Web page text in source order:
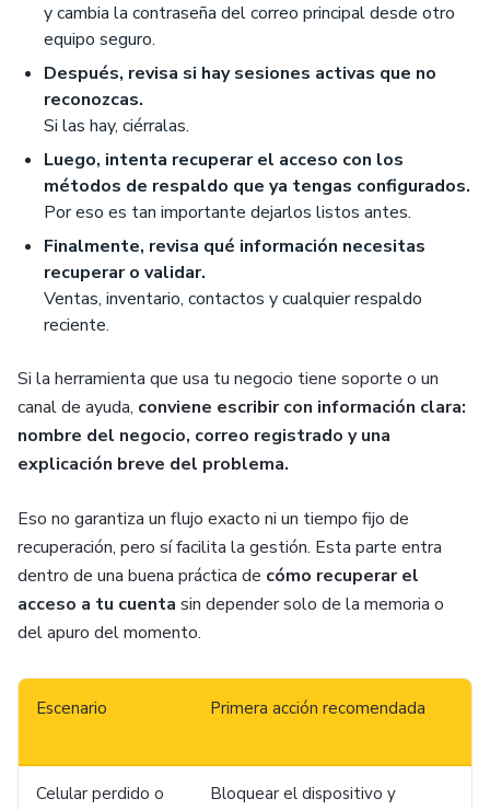
y cambia la contraseña del correo principal desde otro
equipo seguro.
Después, revisa si hay sesiones activas que no
reconozcas.
Si las hay, ciérralas.
Luego, intenta recuperar el acceso con los
métodos de respaldo que ya tengas configurados.
Por eso es tan importante dejarlos listos antes.
Finalmente, revisa qué información necesitas
recuperar o validar.
Ventas, inventario, contactos y cualquier respaldo
reciente.
Si la herramienta que usa tu negocio tiene soporte o un
canal de ayuda, conviene escribir con información clara:
nombre del negocio, correo registrado y una
explicación breve del problema.
Eso no garantiza un flujo exacto ni un tiempo fijo de
recuperación, pero sí facilita la gestión. Esta parte entra
dentro de una buena práctica de cómo recuperar el
acceso a tu cuenta sin depender solo de la memoria o
del apuro del momento.
Escenario Primera acción recomendada
Celular perdido o
Bloquear el dispositivo y